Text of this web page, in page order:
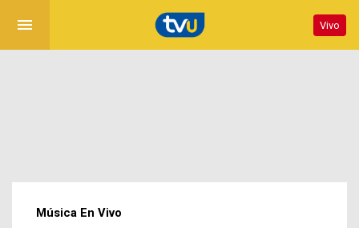
menu Vivo
Música En Vivo